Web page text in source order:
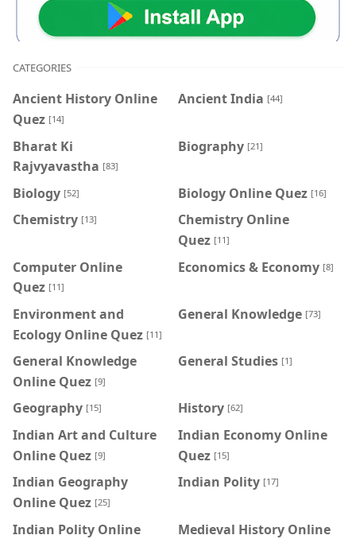
CATEGORIES
Ancient History Online
Quez [14]
Ancient India [44]
Bharat Ki
Rajvyavastha [83]
Biography [21]
Biology [52] Biology Online Quez [16]
Chemistry [13]
Chemistry Online
Quez [11]
Computer Online
Quez [11]
Economics & Economy [8]
Environment and
Ecology Online Quez [11]
General Knowledge [73]
General Knowledge
Online Quez [9]
General Studies [1]
Geography [15] History [62]
Indian Art and Culture
Online Quez [9]
Indian Economy Online
Quez [15]
Indian Geography
Online Quez [25]
Indian Polity [17]
Indian Polity Online
Medieval History Online